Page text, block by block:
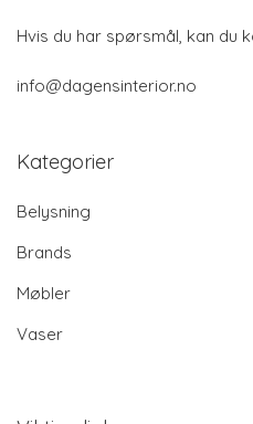
Hvis du har spørsmål, kan du
info@dagensinterior.no
Kategorier
Belysning
Brands
Møbler
Vaser